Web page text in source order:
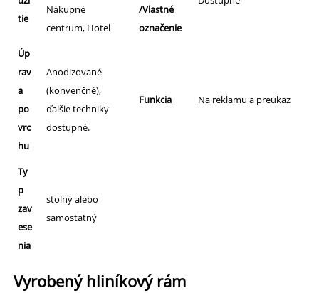
tie
Nákupné
centrum, Hotel
/Vlastné
označenie
Úp
rav
a
po
vrc
hu
Anodizované
(konvenčné),
ďalšie techniky
dostupné.
Funkcia Na reklamu a preukaz
Ty
p
zav
ese
nia
stolný alebo
samostatný
Vyrobený hliníkový rám